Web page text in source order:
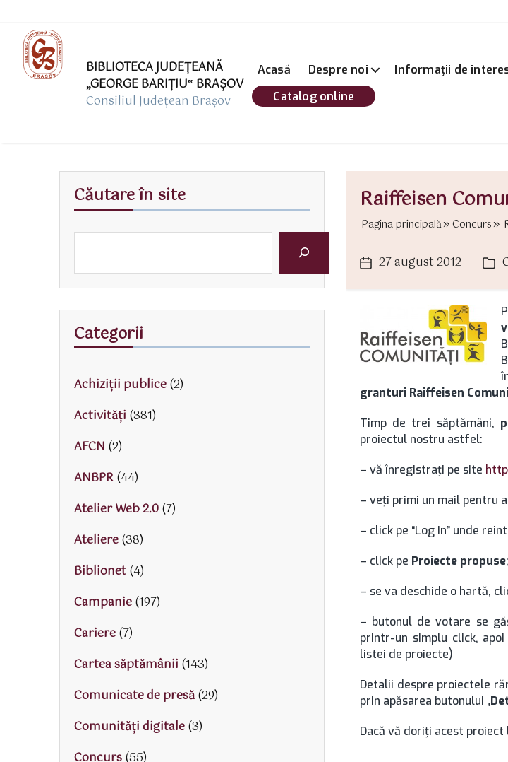
BIBLIOTECA JUDEȚEANĂ
„GEORGE BARIŢIU‟ BRAŞOV
Consiliul Județean Brașov
Acasă Despre noi Informații de
Catalog online
Raiffeisen
Pagina principală Concurs
Dată27 august 2012
granturi Raiffeisen
Timp de trei săptămâni,
proiectul nostru astfel:
– vă înregistraţi pe site
– veţi primi un mail pentru
– click pe “Log In” unde
– click pe Proiecte propuse;
– se va deschide o hartă,
– butonul de votare se
printr-un simplu click,
listei de proiecte)
Detalii despre proiectele
prin apăsarea butonului „
Dacă vă doriţi acest
Căutare în site
Categorii
Achiziții publice(2)
Activităţi (381)
AFCN (2)
ANBPR(44)
Atelier Web 2.0(7)
Ateliere(38)
Biblionet(4)
Campanie(197)
Cariere(7)
Cartea săptămânii (143)
Comunicate de presă(29)
Comunități digitale(3)